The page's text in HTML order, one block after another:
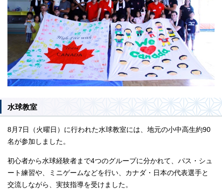
水球教室
8月7日（火曜日）に行われた水球教室には、地元の小中高生約90
名が参加しました。
初心者から水球経験者まで4つのグループに分かれて、パス・シュ
ート練習や、ミニゲームなどを行い、カナダ・日本の代表選手と
交流しながら、実技指導を受けました。